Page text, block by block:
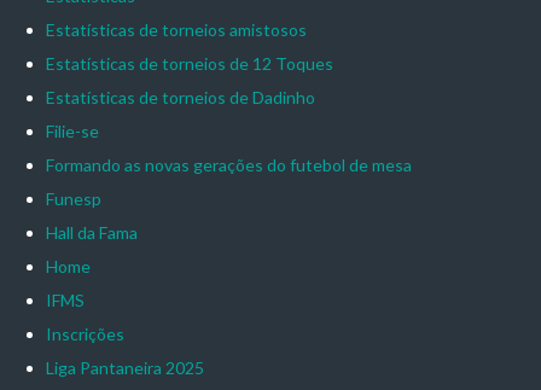
Estatísticas de torneios amistosos
Estatísticas de torneios de 12 Toques
Estatísticas de torneios de Dadinho
Filie-se
Formando as novas gerações do futebol de mesa
Funesp
Hall da Fama
Home
IFMS
Inscrições
Liga Pantaneira 2025